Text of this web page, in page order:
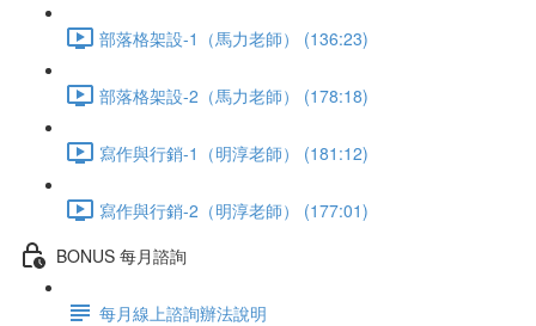
部落格架設-1（馬力老師） (136:23)
部落格架設-2（馬力老師） (178:18)
寫作與行銷-1（明淳老師） (181:12)
寫作與行銷-2（明淳老師） (177:01)
BONUS 每月諮詢
每月線上諮詢辦法說明